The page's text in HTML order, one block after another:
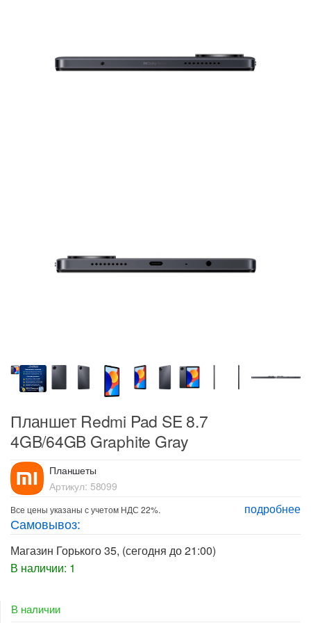
Планшет Redmi Pad SE 8.7
4GB/64GB Graphite Gray
Планшеты
Артикул: 58099
подробнее
Все цены указаны с учетом НДС 22%.
Самовывоз:
Магазин Горького 35, (сегодня до 21:00)
В наличии: 1
В наличии